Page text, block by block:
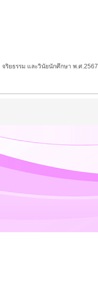
ริยธรรม และวินัยนักศึกษา พ.ศ.2567